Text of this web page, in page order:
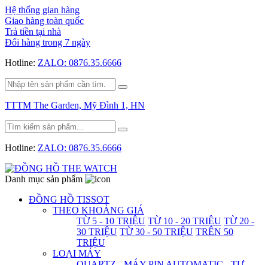
Hệ thống gian hàng
Giao hàng toàn quốc
Trả tiền tại nhà
Đổi hàng trong 7 ngày
Hotline: ZALO: 0876.35.6666
TTTM The Garden, Mỹ Đình 1, HN
Hotline: ZALO: 0876.35.6666
Danh mục sản phẩm
ĐỒNG HỒ TISSOT
THEO KHOẢNG GIÁ
TỪ 5 - 10 TRIỆU TỪ 10 - 20 TRIỆU TỪ 20 -
30 TRIỆU TỪ 30 - 50 TRIỆU TRÊN 50
TRIỆU
LOẠI MÁY